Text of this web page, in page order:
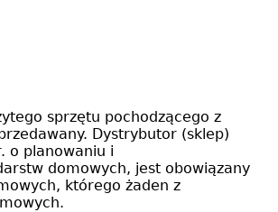
sprzętu pochodzącego z
Dystrybutor (sklep)
o planowaniu i
domowych, jest obowiązany
którego żaden z